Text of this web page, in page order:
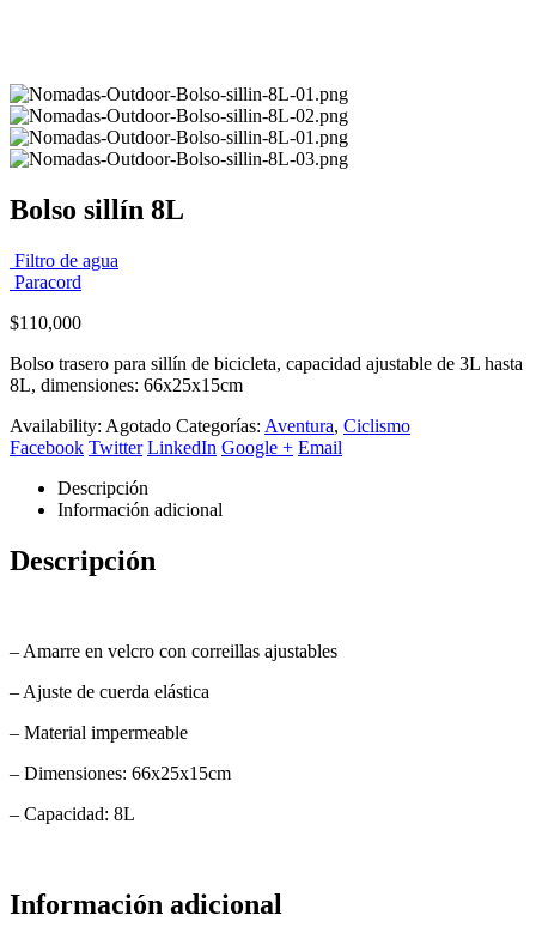
Bolso sillín 8L
Filtro de agua
Paracord
$110,000
Bolso trasero para sillín de bicicleta, capacidad ajustable de 3L hasta
8L, dimensiones: 66x25x15cm
Availability: Agotado Categorías: Aventura, Ciclismo
Facebook Twitter LinkedIn Google + Email
Descripción
Información adicional
Descripción
– Amarre en velcro con correillas ajustables
– Ajuste de cuerda elástica
– Material impermeable
– Dimensiones: 66x25x15cm
– Capacidad: 8L
Información adicional